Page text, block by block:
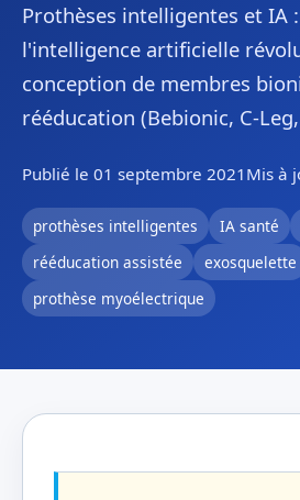
Prothèses intelligentes et IA
l'intelligence artificielle
conception de membres
rééducation (Bebionic, C-
Publié le 01 septembre 2021 Mis à
prothèses intelligentes IA santé
rééducation assistée
exosquelette
prothèse myoélectrique